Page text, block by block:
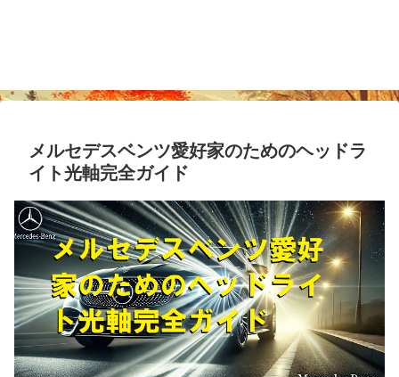
メルセデスベンツ愛好家のためのヘッドラ
イト光軸完全ガイド